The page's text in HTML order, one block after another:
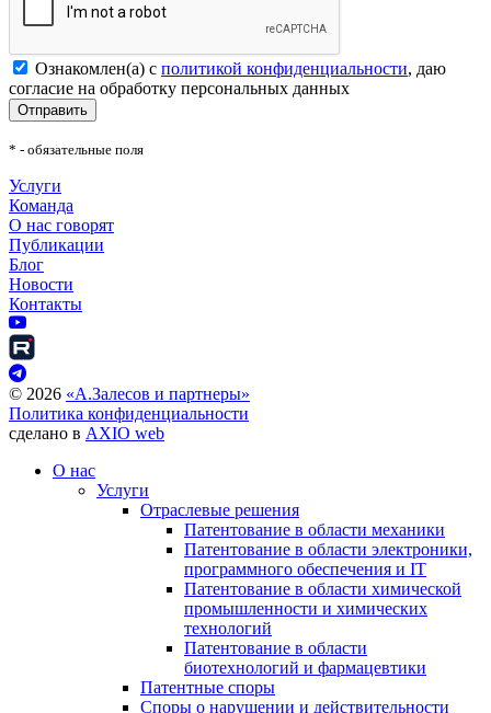
Ознакомлен(а) с политикой конфиденциальности, даю
согласие на обработку персональных данных
Отправить
* - обязательные поля
Услуги
Команда
О нас говорят
Публикации
Блог
Новости
Контакты
© 2026 «А.Залесов и партнеры»
Политика конфиденциальности
сделано в AXIO web
О нас
Услуги
Отраслевые решения
Патентование в области механики
Патентование в области электроники,
программного обеспечения и IT
Патентование в области химической
промышленности и химических
технологий
Патентование в области
биотехнологий и фармацевтики
Патентные споры
Споры о нарушении и действительности